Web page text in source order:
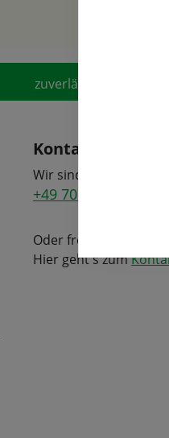
zuverlässiger Service
Kontakt
Wir sind telefonisch
+49 7072 600490-0
Oder freuen uns über
Hier geht's zum